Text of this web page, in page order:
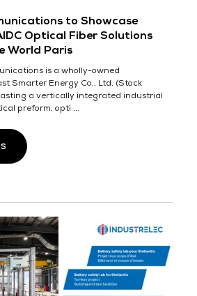
to Showcase
Optical Fiber Solutions
World Paris
is a wholly-owned
Smarter Energy Co., Ltd. (Stock
a vertically integrated industrial
preform, opti ...